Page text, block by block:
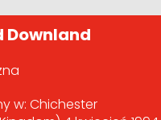
Downland
w: Chichester